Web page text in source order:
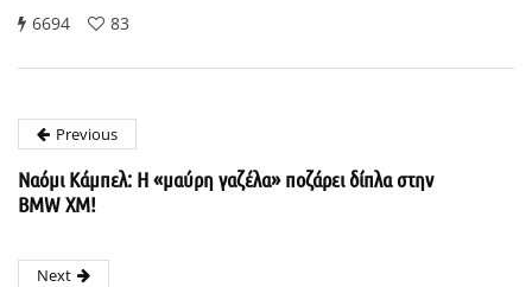
6694 83
Previous
Ναόμι Κάμπελ: Η «μαύρη γαζέλα» ποζάρει δίπλα στην
BMW XM!
Next